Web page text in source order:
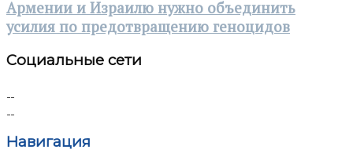
Армении и Израилю нужно объединить
усилия по предотвращению геноцидов
Социальные сети
Навигация